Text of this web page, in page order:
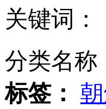
关键词：
分类名称
标签：